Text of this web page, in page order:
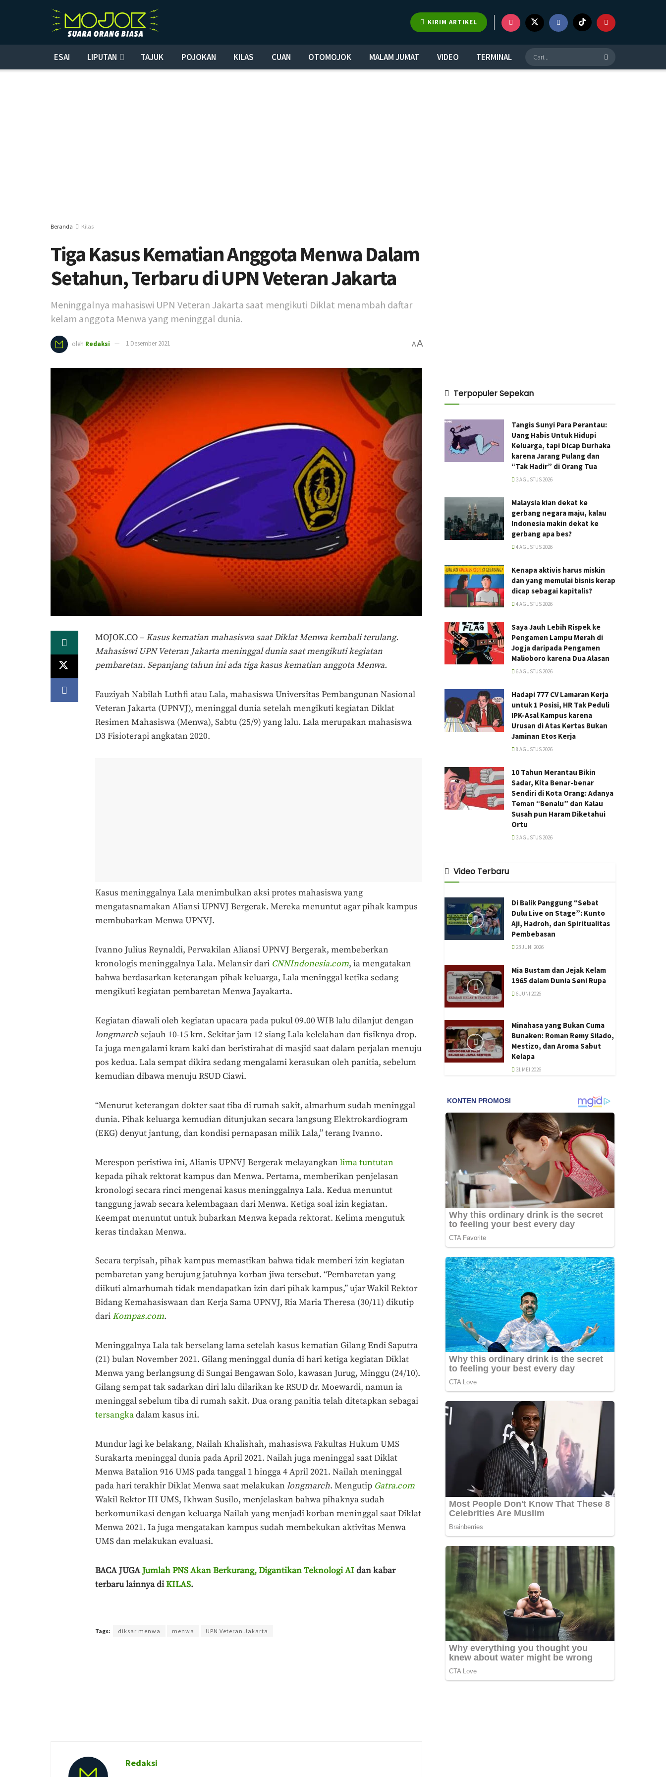
KIRIM ARTIKEL
ESAI LIPUTAN TAJUK POJOKAN KILAS CUAN OTOMOJOK MALAM JUMAT VIDEO TERMINAL
Beranda Kilas
Tiga Kasus Kematian Anggota Menwa Dalam
Setahun, Terbaru di UPN Veteran Jakarta
Meninggalnya mahasiswi UPN Veteran Jakarta saat mengikuti Diklat menambah daftar
kelam anggota Menwa yang meninggal dunia.
oleh Redaksi 1 Desember 2021 AA
MOJOK.CO – Kasus kematian mahasiswa saat Diklat Menwa kembali terulang.
Mahasiswi UPN Veteran Jakarta meninggal dunia saat mengikuti kegiatan
pembaretan. Sepanjang tahun ini ada tiga kasus kematian anggota Menwa.
Fauziyah Nabilah Luthfi atau Lala, mahasiswa Universitas Pembangunan Nasional
Veteran Jakarta (UPNVJ), meninggal dunia setelah mengikuti kegiatan Diklat
Resimen Mahasiswa (Menwa), Sabtu (25/9) yang lalu. Lala merupakan mahasiswa
D3 Fisioterapi angkatan 2020.
Kasus meninggalnya Lala menimbulkan aksi protes mahasiswa yang
mengatasnamakan Aliansi UPNVJ Bergerak. Mereka menuntut agar pihak kampus
membubarkan Menwa UPNVJ.
Ivanno Julius Reynaldi, Perwakilan Aliansi UPNVJ Bergerak, membeberkan
kronologis meninggalnya Lala. Melansir dari CNNIndonesia.com, ia mengatakan
bahwa berdasarkan keterangan pihak keluarga, Lala meninggal ketika sedang
mengikuti kegiatan pembaretan Menwa Jayakarta.
Kegiatan diawali oleh kegiatan upacara pada pukul 09.00 WIB lalu dilanjut dengan
longmarchsejauh 10-15 km. Sekitar jam 12 siang Lala kelelahan dan fisiknya drop.
Ia juga mengalami kram kaki dan beristirahat di masjid saat dalam perjalan menuju
pos kedua. Lala sempat dikira sedang mengalami kerasukan oleh panitia, sebelum
kemudian dibawa menuju RSUD Ciawi.
“Menurut keterangan dokter saat tiba di rumah sakit, almarhum sudah meninggal
dunia. Pihak keluarga kemudian ditunjukan secara langsung Elektrokardiogram
(EKG) denyut jantung, dan kondisi pernapasan milik Lala,” terang Ivanno.
Merespon peristiwa ini, Alianis UPNVJ Bergerak melayangkan lima tuntutan
kepada pihak rektorat kampus dan Menwa. Pertama, memberikan penjelasan
kronologi secara rinci mengenai kasus meninggalnya Lala. Kedua menuntut
tanggung jawab secara kelembagaan dari Menwa. Ketiga soal izin kegiatan.
Keempat menuntut untuk bubarkan Menwa kepada rektorat. Kelima mengutuk
keras tindakan Menwa.
Secara terpisah, pihak kampus memastikan bahwa tidak memberi izin kegiatan
pembaretan yang berujung jatuhnya korban jiwa tersebut. “Pembaretan yang
diikuti almarhumah tidak mendapatkan izin dari pihak kampus,” ujar Wakil Rektor
Bidang Kemahasiswaan dan Kerja Sama UPNVJ, Ria Maria Theresa (30/11) dikutip
dari Kompas.com.
Meninggalnya Lala tak berselang lama setelah kasus kematian Gilang Endi Saputra
(21) bulan November 2021. Gilang meninggal dunia di hari ketiga kegiatan Diklat
Menwa yang berlangsung di Sungai Bengawan Solo, kawasan Jurug, Minggu (24/10).
Gilang sempat tak sadarkan diri lalu dilarikan ke RSUD dr. Moewardi, namun ia
meninggal sebelum tiba di rumah sakit. Dua orang panitia telah ditetapkan sebagai
tersangkadalam kasus ini.
Mundur lagi ke belakang, Nailah Khalishah, mahasiswa Fakultas Hukum UMS
Surakarta meninggal dunia pada April 2021. Nailah juga meninggal saat Diklat
Menwa Batalion 916 UMS pada tanggal 1 hingga 4 April 2021. Nailah meninggal
pada hari terakhir Diklat Menwa saat melakukan longmarch. Mengutip Gatra.com
Wakil Rektor III UMS, Ikhwan Susilo, menjelaskan bahwa pihaknya sudah
berkomunikasi dengan keluarga Nailah yang menjadi korban meninggal saat Diklat
Menwa 2021. Ia juga mengatakan kampus sudah membekukan aktivitas Menwa
UMS dan melakukan evaluasi.
BACA JUGAJumlah PNS Akan Berkurang, Digantikan Teknologi AIdan kabar
terbaru lainnya diKILAS.
Tags: diksar menwa menwa UPN Veteran Jakarta
Redaksi
Terpopuler Sepekan
Tangis Sunyi Para Perantau:
Uang Habis Untuk Hidupi
Keluarga, tapi Dicap Durhaka
karena Jarang Pulang dan
“Tak Hadir” di Orang Tua
3 AGUSTUS 2026
Malaysia kian dekat ke
gerbang negara maju, kalau
Indonesia makin dekat ke
gerbang apa bes?
4 AGUSTUS 2026
Kenapa aktivis harus miskin
dan yang memulai bisnis kerap
dicap sebagai kapitalis?
4 AGUSTUS 2026
Saya Jauh Lebih Rispek ke
Pengamen Lampu Merah di
Jogja daripada Pengamen
Malioboro karena Dua Alasan
6 AGUSTUS 2026
Hadapi 777 CV Lamaran Kerja
untuk 1 Posisi, HR Tak Peduli
IPK-Asal Kampus karena
Urusan di Atas Kertas Bukan
Jaminan Etos Kerja
8 AGUSTUS 2026
10 Tahun Merantau Bikin
Sadar, Kita Benar-benar
Sendiri di Kota Orang: Adanya
Teman “Benalu” dan Kalau
Susah pun Haram Diketahui
Ortu
3 AGUSTUS 2026
Video Terbaru
Di Balik Panggung “Sebat
Dulu Live on Stage”: Kunto
Aji, Hadroh, dan Spiritualitas
Pembebasan
23 JUNI 2026
Mia Bustam dan Jejak Kelam
1965 dalam Dunia Seni Rupa
6 JUNI 2026
Minahasa yang Bukan Cuma
Bunaken: Roman Remy Silado,
Mestizo, dan Aroma Sabut
Kelapa
31 MEI 2026